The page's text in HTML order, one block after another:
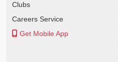
Clubs
Careers Service
Get Mobile App